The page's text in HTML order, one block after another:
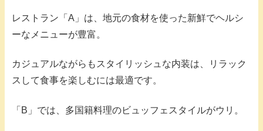
レストラン「A」は、地元の食材を使った新鮮でヘルシ
ーなメニューが豊富。
カジュアルながらもスタイリッシュな内装は、リラック
スして食事を楽しむには最適です。
「B」では、多国籍料理のビュッフェスタイルがウリ。